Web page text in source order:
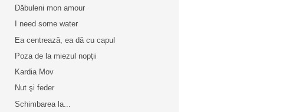
Dăbuleni mon amour
I need some water
Ea centrează, ea dă cu capul
Poza de la miezul nopţii
Kardia Mov
Nut şi feder
Schimbarea la...